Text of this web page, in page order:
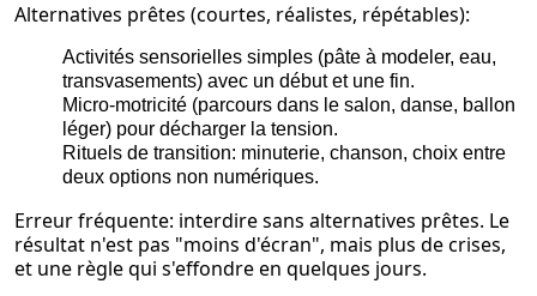
Alternatives prêtes (courtes, réalistes, répétables):
Activités sensorielles simples (pâte à modeler, eau,
transvasements) avec un début et une fin.
Micro-motricité (parcours dans le salon, danse, ballon
léger) pour décharger la tension.
Rituels de transition: minuterie, chanson, choix entre
deux options non numériques.
Erreur fréquente: interdire sans alternatives prêtes. Le
résultat n'est pas "moins d'écran", mais plus de crises,
et une règle qui s'effondre en quelques jours.